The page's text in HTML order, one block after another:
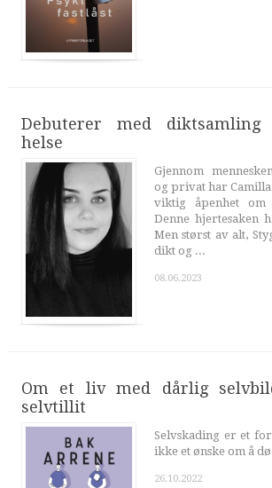
Debuterer med
helse
Gjennom
og privat har
viktig åpenhet om
Denne hjertesaken
Men størst av alt,
dikt og ...
08.06.2023
Om et liv med dårlig
selvtillit
Selvskading er et
ikke et ønske om å
26.10.2022